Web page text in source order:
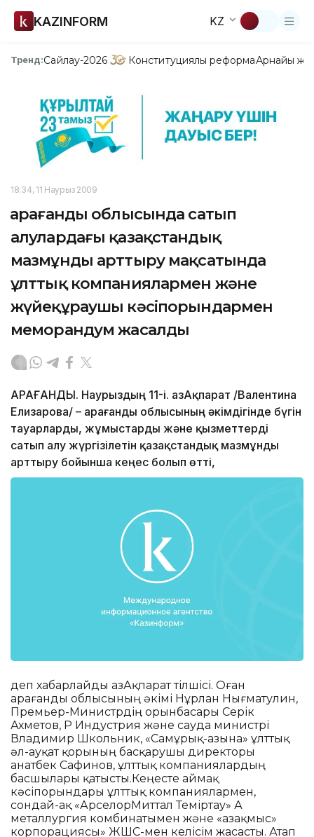
KAZINFORM KZ
Тренд:Сайлау-2026 Конституциялық реформаАрнайы
18:34, 11 Наурыз 2009
Қарағанды облысында сатып
алулардағы қазақстандық
мазмұнды арттыру мақсатында
ұлттық компаниялармен және
жүйеқұраушы кәсіпорындармен
меморандум жасалды
ҚАРАҒАНДЫ. Наурыздың 11-і. ҚазАқпарат /Валентина
Елизарова/ – Қарағанды облысының әкімдігінде бүгін
тауарларды, жұмыстарды және қызметтерді
сатып алу жүргізілетін қазақстандық мазмұнды
арттыру бойынша кеңес болып өтті,
деп хабарлайды ҚазАқпарат тілшісі. Оған
Қарағанды облысының әкімі Нұрлан Нығматулин,
Премьер-Министрдің орынбасары Серік
Ахметов, ҚР Индустрия және сауда министрі
Владимир Школьник, «Самұрық-Қазына» ұлттық
әл-ауқат қорының басқарушы директоры
Қанатбек Сафинов, ұлттық компаниялардың
басшылары қатысты.Кеңесте аймақ
кәсіпорындары ұлттық компаниялармен,
сондай-ақ «АрселорМиттал Теміртау» АҚ
металлургия комбинатымен және «Қазақмыс»
корпорациясы» ЖШС-мен келісім жасасты. Атап